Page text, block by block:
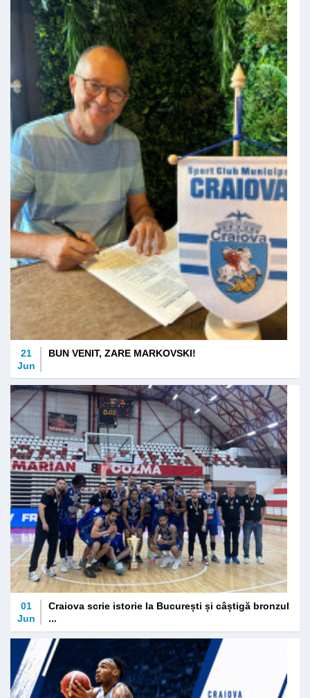
21
Jun
BUN VENIT, ZARE MARKOVSKI!
01
Jun
Craiova scrie istorie la București și câștigă bronzul
...